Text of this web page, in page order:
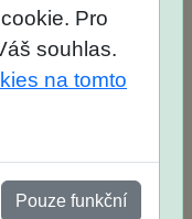
Pro
souhlas.
na tomto
Pouze funkční